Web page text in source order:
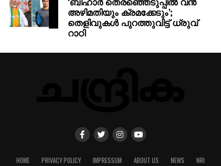
അഴിമതിയും ക്രമക്കേടും’;
തെളിവുകൾ പുറത്തുവിട്ട് ധ്രുവ്
റാഠി
HOME PRIVACY POLICY IMPRESSUM ABOUT US NEWS NRI